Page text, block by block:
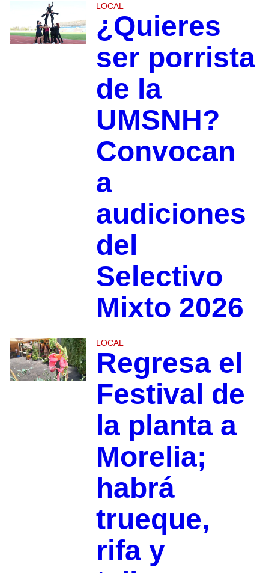
LOCAL
¿Quieres
ser porrista
de la
UMSNH?
Convocan
a
audiciones
del
Selectivo
Mixto 2026
LOCAL
Regresa el
Festival de
la planta a
Morelia;
habrá
trueque,
rifa y